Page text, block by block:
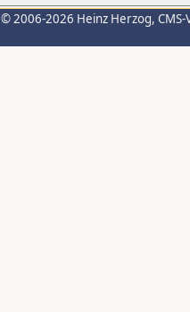
© 2006-2026 Heinz Herzog,